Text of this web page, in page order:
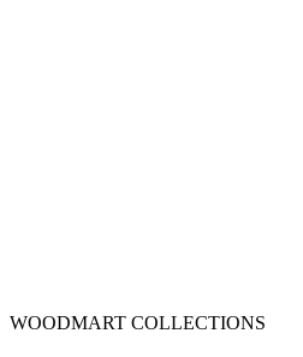
WOODMART COLLECTIONS